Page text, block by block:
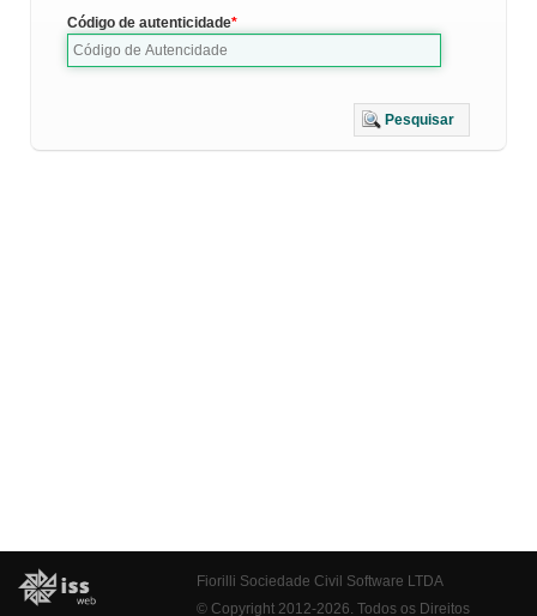
Código de autenticidade
Pesquisar
Fiorilli Sociedade Civil Software LTDA
© Copyright 2012-2026. Todos os Direitos